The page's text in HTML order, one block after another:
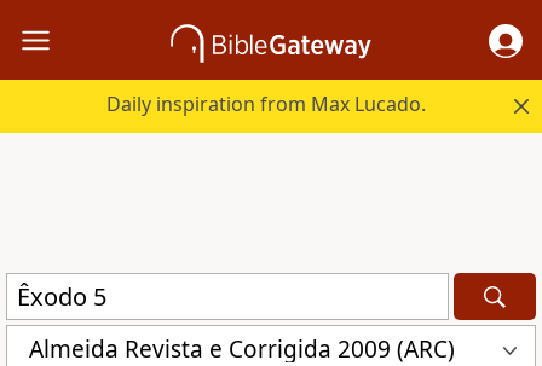
Daily inspiration from Max Lucado.
Almeida Revista e Corrigida 2009 (ARC)